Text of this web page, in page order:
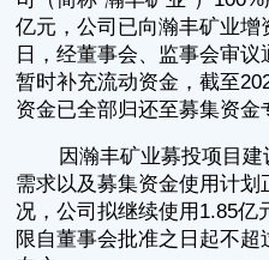
置募集资金暂时补充流动资金事项发
暂时补充流动资金具体情况详见公司
网站（www.sse.com.cn）的《关于使
资金的公告》。
司